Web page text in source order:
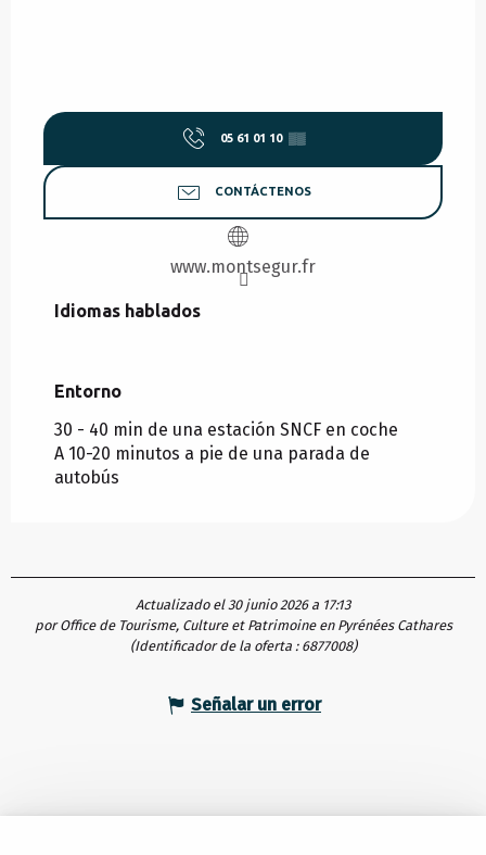
05 61 01 10 ▒▒
CONTÁCTENOS
www.montsegur.fr
Idiomas hablados
Idiomas hablados
Entorno
Entorno
30 - 40 min de una estación SNCF en coche
A 10-20 minutos a pie de una parada de
autobús
Actualizado el 30 junio 2026 a 17:13
por Office de Tourisme, Culture et Patrimoine en Pyrénées Cathares
(Identificador de la oferta : 6877008)
Señalar un error